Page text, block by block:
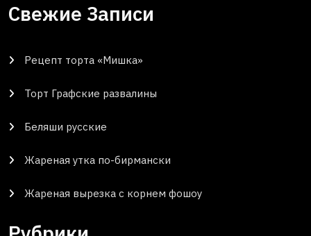
Свежие Записи
Рецепт торта «Мишка»
Торт Графские развалины
Беляши русские
Жареная утка по-бирмански
Жареная вырезка с корнем фошоу